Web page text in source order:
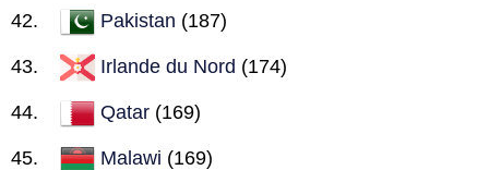
Pakistan (187)
Irlande du Nord (174)
Qatar (169)
Malawi (169)